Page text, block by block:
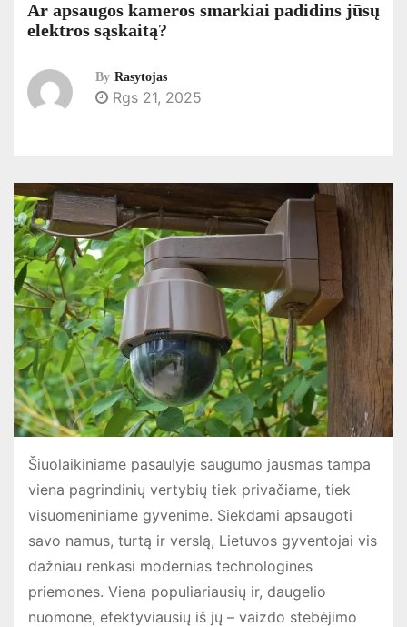
Ar apsaugos kameros smarkiai padidins jūsų
elektros sąskaitą?
By Rasytojas
Rgs 21, 2025
Šiuolaikiniame pasaulyje saugumo jausmas tampa
viena pagrindinių vertybių tiek privačiame, tiek
visuomeniniame gyvenime. Siekdami apsaugoti
savo namus, turtą ir verslą, Lietuvos gyventojai vis
dažniau renkasi modernias technologines
priemones. Viena populiariausių ir, daugelio
nuomone, efektyviausių iš jų – vaizdo stebėjimo